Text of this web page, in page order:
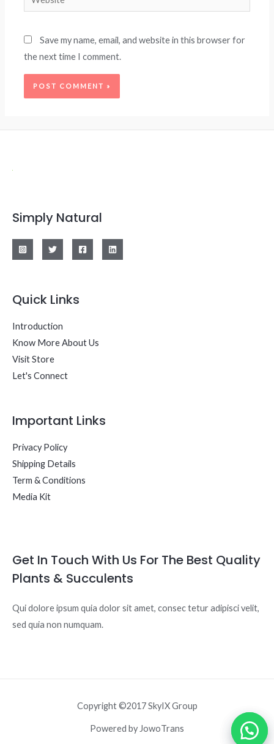
Save my name, email, and website in this browser for
the next time I comment.
Simply Natural
Quick Links
Introduction
Know More About Us
Visit Store
Let's Connect
Important Links
Privacy Policy
Shipping Details
Term & Conditions
Media Kit
Get In Touch With Us For The Best Quality
Plants & Succulents
Qui dolore ipsum quia dolor sit amet, consec tetur adipisci velit,
sed quia non numquam.
Copyright ©2017 SkyIX Group
Powered by JowoTrans